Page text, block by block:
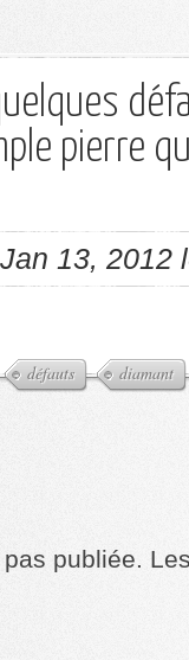
pierre
13, 2012
défauts diamant
publiée.